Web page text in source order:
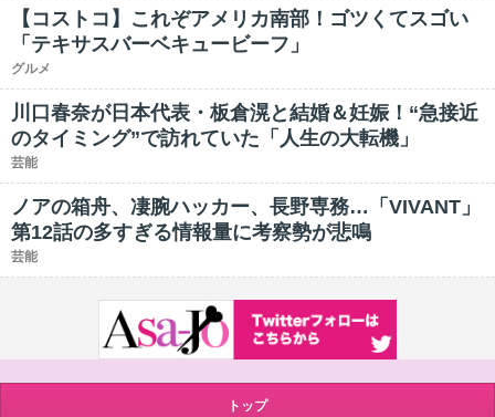
【コストコ】これぞアメリカ南部！ゴツくてスゴい
「テキサスバーベキュービーフ」
グルメ
川口春奈が日本代表・板倉滉と結婚＆妊娠！“急接近
のタイミング”で訪れていた「人生の大転機」
芸能
ノアの箱舟、凄腕ハッカー、長野専務…「VIVANT」
第12話の多すぎる情報量に考察勢が悲鳴
芸能
トップ